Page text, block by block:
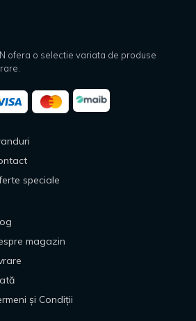
ofera o selectie variata de produse
speciale
magazin
și Condiții